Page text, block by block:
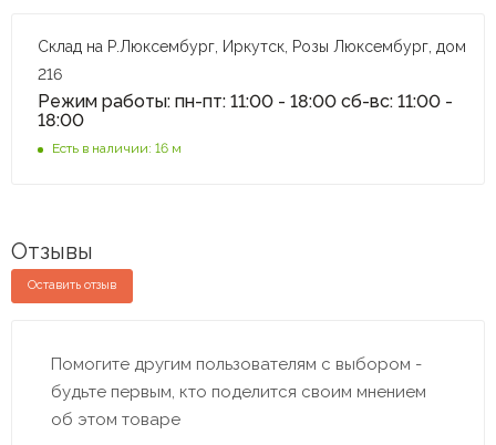
Склад на Р.Люксембург, Иркутск, Розы Люксембург, дом
216
Режим работы: пн-пт: 11:00 - 18:00 сб-вс: 11:00 -
18:00
Есть в наличии: 16 м
Отзывы
Оставить отзыв
Помогите другим пользователям с выбором -
будьте первым, кто поделится своим мнением
об этом товаре